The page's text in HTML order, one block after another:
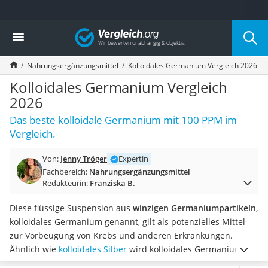
Die beliebtesten Vergleiche nach Kategorie
Drogerie
Inhalator
Haarschneider
Rollator
Braun Rasierer
Katzenklappe (Chip)
Rasierer
Masturbator
Epilierer
Reisehaartrockner
Magnesiumpräparat
Katzenklappe
Nackenmassagegerät
Zeckenschutz Katze
leichter Haartrockner
Vergleich
Nahrungsergänzungsmittel Kolloidales Germanium Vergleich 2026
Kolloidales Germanium Vergleich
2026
Das beste kolloidale Germanium mit 100 PPM im
Vergleich.
Von: Jenny Tröger
Expertin
Fachbereich: Nahrungsergänzungsmittel
Redakteurin: Franziska B.
Diese flüssige Suspension aus winzigen Germaniumpartikeln,
kolloidales Germanium genannt, gilt als potenzielles Mittel
zur Vorbeugung von Krebs und anderen Erkrankungen.
Ähnlich wie kolloidales Silber wird kolloidales Germanium
von vielen Menschen als eine natürliche Ergänzung zu einer